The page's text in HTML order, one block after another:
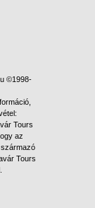
©1998-
Tours
az
Tours